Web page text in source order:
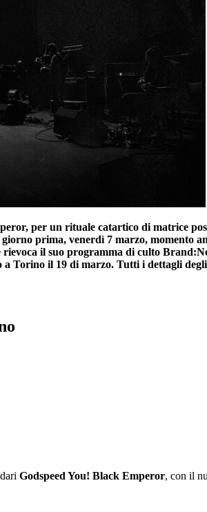
per un rituale catartico di matrice
prima, venerdì 7 marzo, momento
il suo programma di culto
Torino il 19 di marzo. Tutti i dettagli
Godspeed You! Black Emperor, con il